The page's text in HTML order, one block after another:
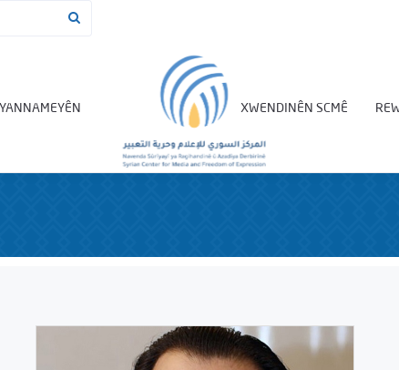
XWENDINÊN SCMÊ